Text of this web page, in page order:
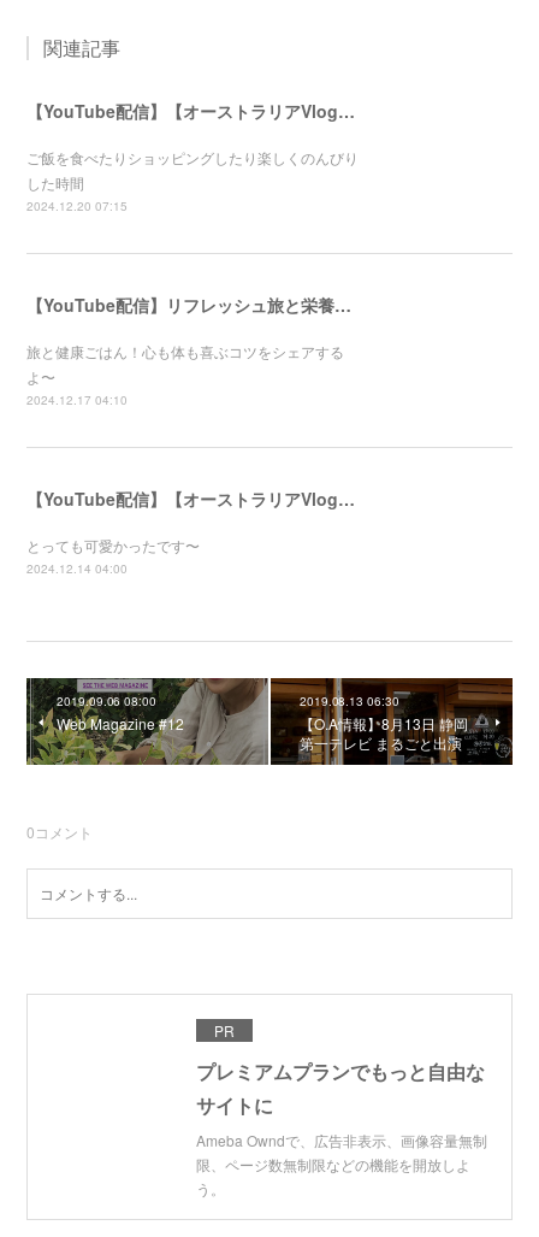
関連記事
【YouTube配信】【オーストラリアVlog】オシャレで人気のバイロンベイ〜
ご飯を食べたりショッピングしたり楽しくのんびり
した時間
2024.12.20 07:15
【YouTube配信】リフレッシュ旅と栄養満点ごはん！心と体が喜ぶ健康のコツ
旅と健康ごはん！心も体も喜ぶコツをシェアする
よ〜
2024.12.17 04:10
【YouTube配信】【オーストラリアVlog】自然公園で動物たちと触れ合ってきました〜
とっても可愛かったです〜
2024.12.14 04:00
2019.09.06 08:00
Web Magazine #12
2019.08.13 06:30
【O.A情報】8月13日 静岡
第一テレビ まるごと出演
0コメント
PR
プレミアムプランでもっと自由な
サイトに
Ameba Owndで、広告非表示、画像容量無制
限、ページ数無制限などの機能を開放しよ
う。